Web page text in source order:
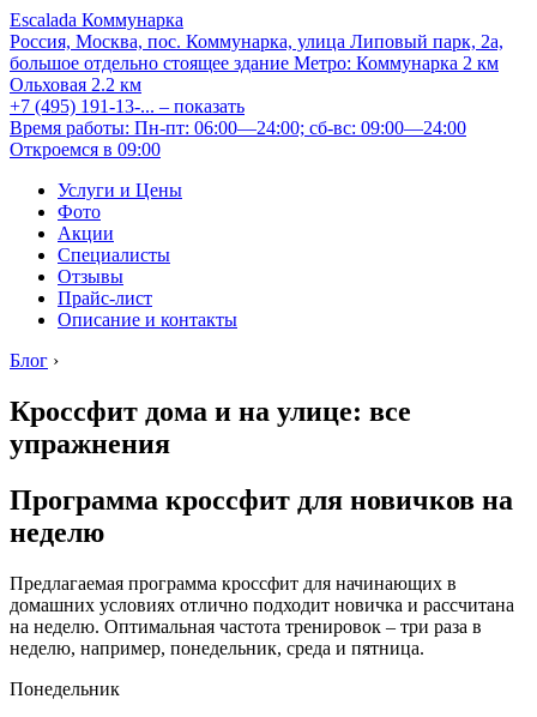
Escalada Коммунарка
Россия, Москва, пос. Коммунарка, улица Липовый парк, 2а,
большое отдельно стоящее здание Метро: Коммунарка 2 км
Ольховая 2.2 км
+7 (495) 191-13-... – показать
Время работы: Пн-пт: 06:00—24:00; сб-вс: 09:00—24:00
Откроемся в 09:00
Услуги и Цены
Фото
Акции
Специалисты
Отзывы
Прайс-лист
Описание и контакты
Блог ›
Кроссфит дома и на улице: все
упражнения
Программа кроссфит для новичков на
неделю
Предлагаемая программа кроссфит для начинающих в
домашних условиях отлично подходит новичка и рассчитана
на неделю. Оптимальная частота тренировок – три раза в
неделю, например, понедельник, среда и пятница.
Понедельник